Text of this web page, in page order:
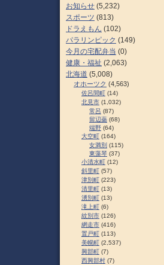
お知らせ (5,232)
スポーツ (813)
ドラえもん (102)
パラリンピック (149)
今月の宅配弁当 (0)
健康・福祉 (2,063)
北海道 (5,008)
オホーツク (4,563)
佐呂間町 (14)
北見市 (1,032)
常呂 (87)
留辺蘂 (68)
端野 (64)
大空町 (164)
女満別 (115)
東藻琴 (37)
小清水町 (12)
斜里町 (57)
津別町 (223)
清里町 (13)
湧別町 (13)
滝上町 (6)
紋別市 (126)
網走市 (416)
置戸町 (113)
美幌町 (2,537)
興部町 (7)
西興部村 (7)